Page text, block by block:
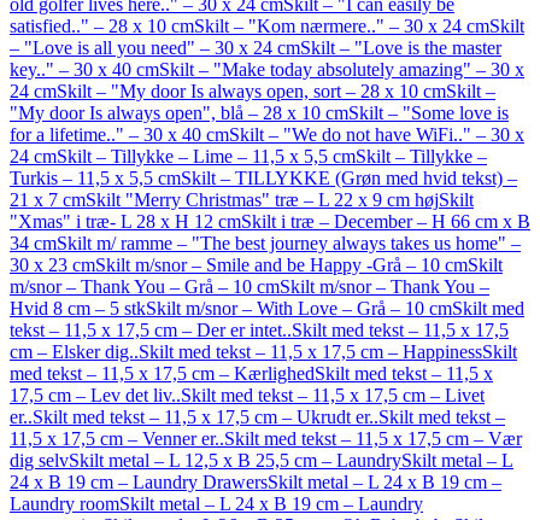
old golfer lives here.." – 30 x 24 cmSkilt – "I can easily be
satisfied.." – 28 x 10 cmSkilt – "Kom nærmere.." – 30 x 24 cmSkilt
– "Love is all you need" – 30 x 24 cmSkilt – "Love is the master
key.." – 30 x 40 cmSkilt – "Make today absolutely amazing" – 30 x
24 cmSkilt – "My door Is always open, sort – 28 x 10 cmSkilt –
"My door Is always open", blå – 28 x 10 cmSkilt – "Some love is
for a lifetime.." – 30 x 40 cmSkilt – "We do not have WiFi.." – 30 x
24 cmSkilt – Tillykke – Lime – 11,5 x 5,5 cmSkilt – Tillykke –
Turkis – 11,5 x 5,5 cmSkilt – TILLYKKE (Grøn med hvid tekst) –
21 x 7 cmSkilt "Merry Christmas" træ – L 22 x 9 cm højSkilt
"Xmas" i træ- L 28 x H 12 cmSkilt i træ – December – H 66 cm x B
34 cmSkilt m/ ramme – "The best journey always takes us home" –
30 x 23 cmSkilt m/snor – Smile and be Happy -Grå – 10 cmSkilt
m/snor – Thank You – Grå – 10 cmSkilt m/snor – Thank You –
Hvid 8 cm – 5 stkSkilt m/snor – With Love – Grå – 10 cmSkilt med
tekst – 11,5 x 17,5 cm – Der er intet..Skilt med tekst – 11,5 x 17,5
cm – Elsker dig..Skilt med tekst – 11,5 x 17,5 cm – HappinessSkilt
med tekst – 11,5 x 17,5 cm – KærlighedSkilt med tekst – 11,5 x
17,5 cm – Lev det liv..Skilt med tekst – 11,5 x 17,5 cm – Livet
er..Skilt med tekst – 11,5 x 17,5 cm – Ukrudt er..Skilt med tekst –
11,5 x 17,5 cm – Venner er..Skilt med tekst – 11,5 x 17,5 cm – Vær
dig selvSkilt metal – L 12,5 x B 25,5 cm – LaundrySkilt metal – L
24 x B 19 cm – Laundry DrawersSkilt metal – L 24 x B 19 cm –
Laundry roomSkilt metal – L 24 x B 19 cm – Laundry